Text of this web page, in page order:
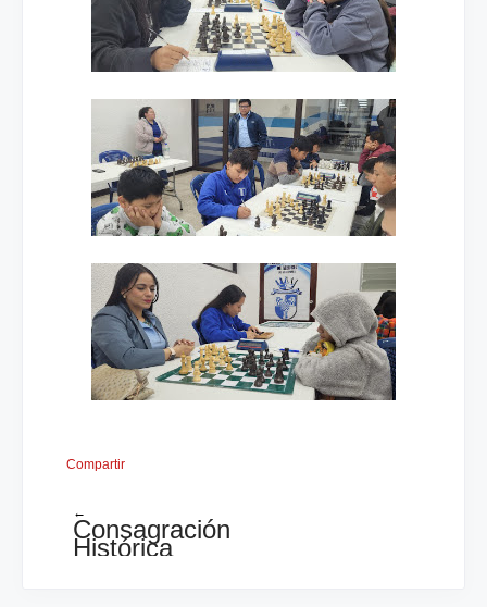
Compartir
←
Consagración
Histórica